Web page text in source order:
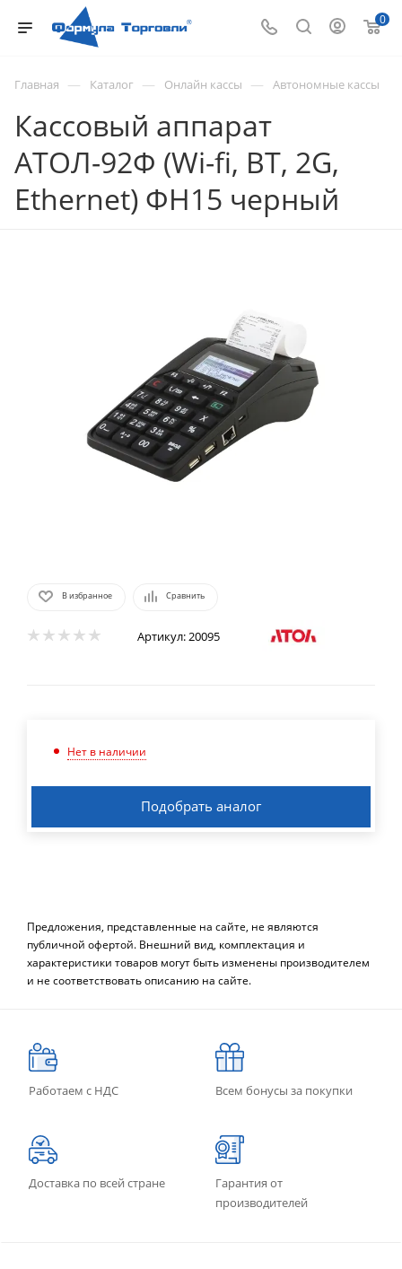
0
Главная — Каталог — Онлайн кассы — Автономные кассы
Кассовый аппарат
АТОЛ-92Ф (Wi-fi, BT, 2G,
Ethernet) ФН15 черный
В избранное Сравнить
Артикул:20095
Нет в наличии
Подобрать аналог
Предложения, представленные на сайте, не являются
публичной офертой. Внешний вид, комплектация и
характеристики товаров могут быть изменены производителем
и не соответствовать описанию на сайте.
Работаем с НДС Всем бонусы за покупки
Доставка по всей стране
Гарантия от
производителей